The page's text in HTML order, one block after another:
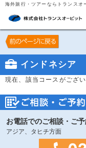
海外旅行・ツアーならトランスオ
インドネシア
現在、該当コースがござい
お電話でのご相談・ご
アジア、タヒチ方面